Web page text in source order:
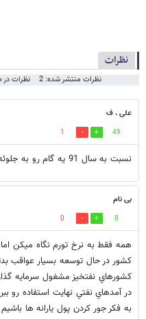
نظرات
نظرات منتشر شده: 2 نظرات در
علی . ف
49
1
نسبت به سال 91 یه گام رو به جلوئه !
بی نام
8
0
كشور در حال توسعه بسيار عواقب
كشورهاي نفتخيز مشغول سرمايه
در آمدهاي نفتي نهايت استفاده رو
به فكر جور كردن پول يارانه ها